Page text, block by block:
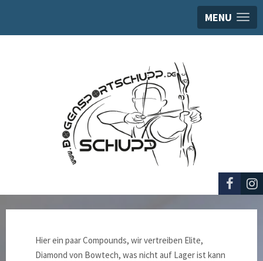
MENU
Hier ein paar Compounds, wir vertreiben Elite,
Diamond von Bowtech, was nicht auf Lager ist kann